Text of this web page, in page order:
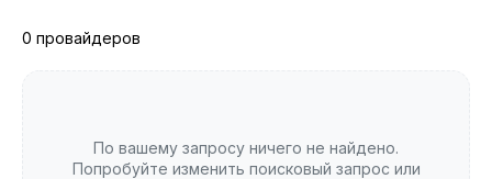
0 провайдеров
По вашему запросу ничего не найдено.
Попробуйте изменить поисковый запрос или